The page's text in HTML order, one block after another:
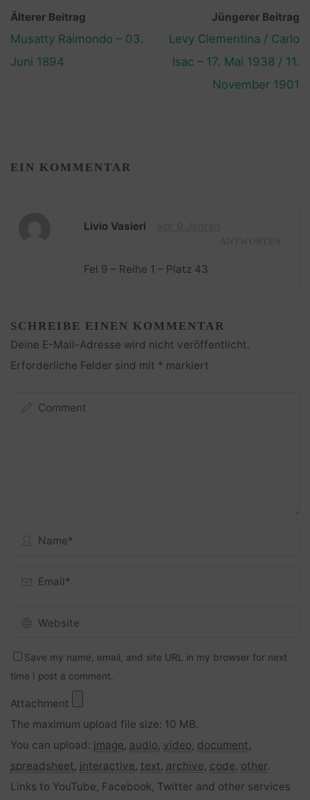
Älterer Beitrag
Musatty Raimondo – 03.
Juni 1894
Jüngerer Beitrag
Levy Clementina / Carlo
Isac – 17. Mai 1938 / 11.
November 1901
EIN KOMMENTAR
Livio Vasieri
Fel 9 – Reihe 1 – Platz 43
SCHREIBE EINEN KOMMENTAR
Deine E-Mail-Adresse wird nicht veröffentlicht.
Erforderliche Felder sind mit * markiert
Save my name, email, and site URL in my browser for next
time I post a comment.
Attachment
The maximum upload file size: 10 MB.
You can upload: image, audio, video, document,
spreadsheet, interactive, text, archive, code, other.
Links to YouTube, Facebook, Twitter and other services